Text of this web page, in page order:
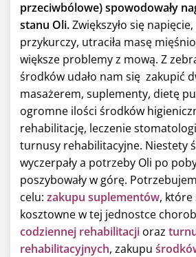
przeciwbólowe) spowodowały
stanu Oli.Zwiększyło się
przykurczy, utraciła masę
większe problemy z mową. Z
środków udało nam się zakupić
masażerem, suplementy, dietę
ogromne ilości środków
rehabilitację, leczenie
turnusy rehabilitacyjne. Niestety
wyczerpały a potrzeby Oli po
poszybowały w górę.
celu: zakupu suplementów, które
kosztowne w tej jednostce
codziennej rehabilitacji oraz
rehabilitacyjnych, zakupu